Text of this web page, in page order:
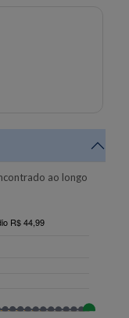
ao longo